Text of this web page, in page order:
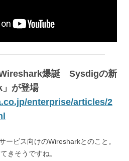
爆誕 Sysdigの新
が登場
enterprise/articles/2
ービス向けのWiresharkとのこと。
きそうですね。